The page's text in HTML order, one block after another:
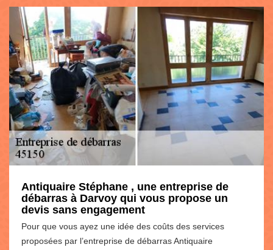
Antiquaire Stéphane , une entreprise de
débarras à Darvoy qui vous propose un
devis sans engagement
Pour que vous ayez une idée des coûts des services
proposées par l’entreprise de débarras Antiquaire